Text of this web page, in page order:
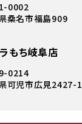
0002
桑名市福島909
もち岐阜店
0214
可児市広見2427-1